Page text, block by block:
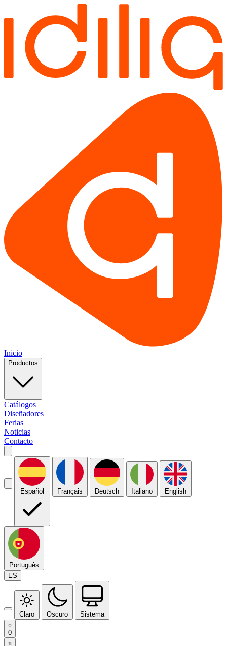
Inicio
Productos
Catálogos
Diseñadores
Ferias
Noticias
Contacto
Español Français Deutsch Italiano English
Português
ES
Claro Oscuro Sistema
0